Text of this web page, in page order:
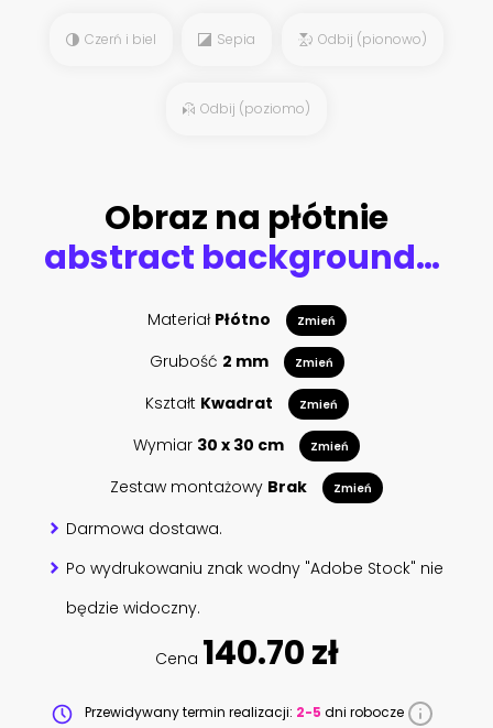
Czerń i biel Sepia Odbij (pionowo)
Odbij (poziomo)
Obraz na płótnie
abstract background, creative texture of marble and gold foil, decorative marbling, artificial fashionable stone, marbled surface
Materiał Płótno Zmień
Grubość 2 mm Zmień
Kształt Kwadrat Zmień
Wymiar 30 x 30 cm Zmień
Zestaw montażowy Brak Zmień
Darmowa dostawa.
Po wydrukowaniu znak wodny "Adobe Stock" nie
będzie widoczny.
Cena 140.70 zł
Przewidywany termin realizacji: 2-5 dni robocze